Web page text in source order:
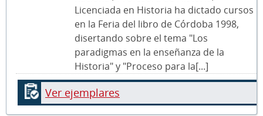
Licenciada en Historia ha dictado cursos
en la Feria del libro de Córdoba 1998,
disertando sobre el tema "Los
paradigmas en la enseñanza de la
Historia" y "Proceso para la[...]
Ver ejemplares